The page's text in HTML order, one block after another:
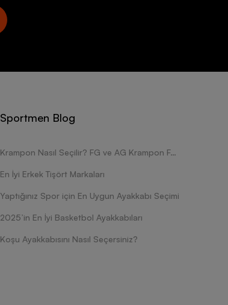
Sportmen Blog
Krampon Nasıl Seçilir? FG ve AG Krampon Farkları Nelerdir?
En İyi Erkek Tişört Markaları
Yaptığınız Spor için En Uygun Ayakkabı Seçimi
2025’in En İyi Basketbol Ayakkabıları
Koşu Ayakkabısını Nasıl Seçersiniz?